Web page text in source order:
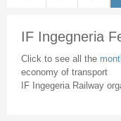
IF Ingegneria
Click to see all the
economy of transport
IF Ingegeria Railway